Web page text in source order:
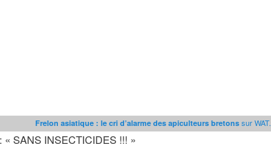
Frelon asiatique : le cri d’alarme des apiculteurs bretons sur
« SANS INSECTICIDES !!! »